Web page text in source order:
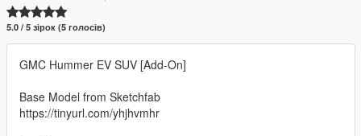
5.0 / 5 зірок (5 голосів)
GMC Hummer EV SUV [Add-On]
Base Model from Sketchfab
https://tinyurl.com/yhjhvmhr